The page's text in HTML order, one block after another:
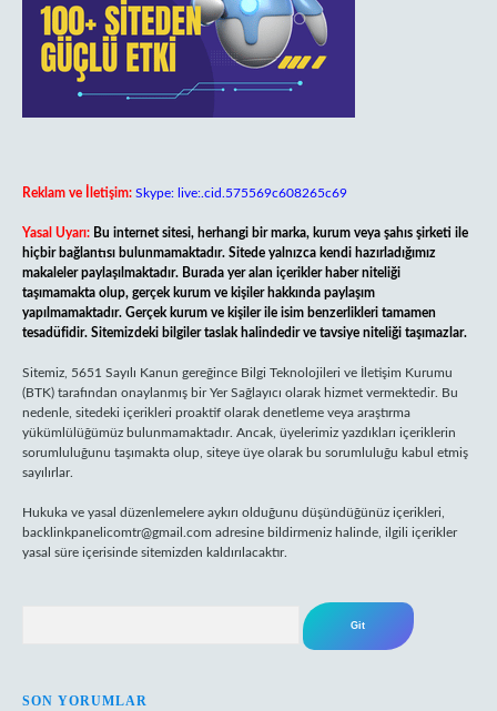
Reklam ve İletişim: Skype: live:.cid.575569c608265c69
Yasal Uyarı: Bu internet sitesi, herhangi bir marka, kurum veya şahıs şirketi ile
hiçbir bağlantısı bulunmamaktadır. Sitede yalnızca kendi hazırladığımız
makaleler paylaşılmaktadır. Burada yer alan içerikler haber niteliği
taşımamakta olup, gerçek kurum ve kişiler hakkında paylaşım
yapılmamaktadır. Gerçek kurum ve kişiler ile isim benzerlikleri tamamen
tesadüfidir. Sitemizdeki bilgiler taslak halindedir ve tavsiye niteliği taşımazlar.
Sitemiz, 5651 Sayılı Kanun gereğince Bilgi Teknolojileri ve İletişim Kurumu
(BTK) tarafından onaylanmış bir Yer Sağlayıcı olarak hizmet vermektedir. Bu
nedenle, sitedeki içerikleri proaktif olarak denetleme veya araştırma
yükümlülüğümüz bulunmamaktadır. Ancak, üyelerimiz yazdıkları içeriklerin
sorumluluğunu taşımakta olup, siteye üye olarak bu sorumluluğu kabul etmiş
sayılırlar.
Hukuka ve yasal düzenlemelere aykırı olduğunu düşündüğünüz içerikleri,
backlinkpanelicomtr@gmail.com adresine bildirmeniz halinde, ilgili içerikler
yasal süre içerisinde sitemizden kaldırılacaktır.
SON YORUMLAR